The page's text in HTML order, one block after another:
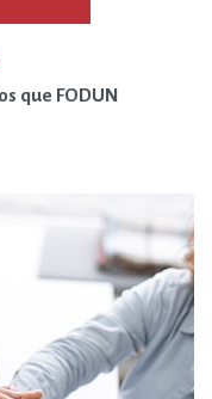
que FODUN